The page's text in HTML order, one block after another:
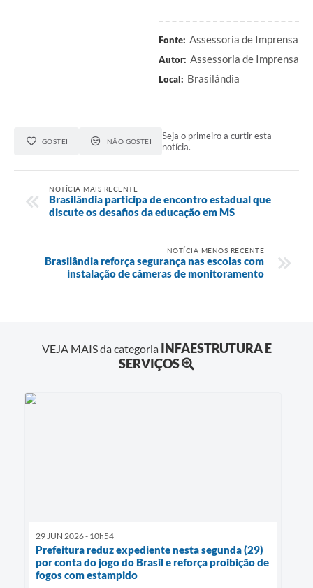
Fonte: Assessoria de Imprensa
Autor: Assessoria de Imprensa
Local: Brasilândia
GOSTEI NÃO GOSTEI
Seja o primeiro a curtir esta
notícia.
NOTÍCIA MAIS RECENTE
Brasilândia participa de encontro estadual que
discute os desafios da educação em MS
NOTÍCIA MENOS RECENTE
Brasilândia reforça segurança nas escolas com
instalação de câmeras de monitoramento
VEJA MAIS da categoria INFAESTRUTURA E
SERVIÇOS
29 JUN 2026 - 10h54
Prefeitura reduz expediente nesta segunda (29)
por conta do jogo do Brasil e reforça proibição de
fogos com estampido